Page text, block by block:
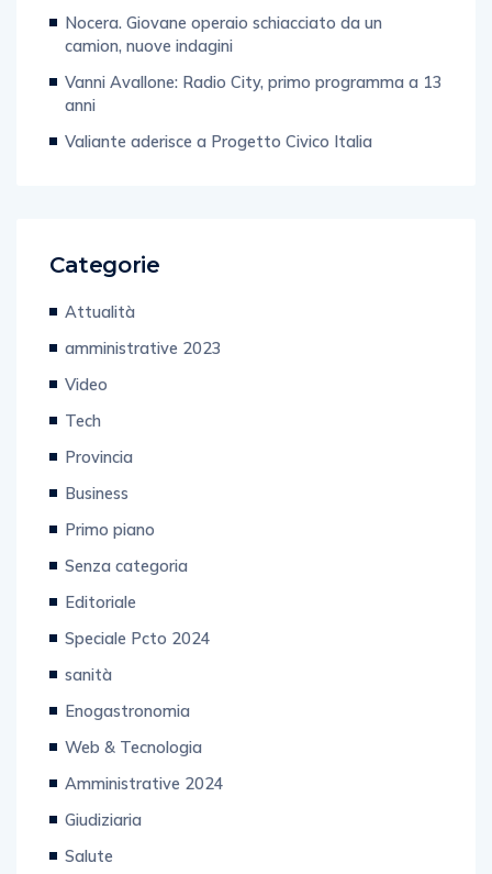
Nocera. Giovane operaio schiacciato da un
camion, nuove indagini
Vanni Avallone: Radio City, primo programma a 13
anni
Valiante aderisce a Progetto Civico Italia
Categorie
Attualità
amministrative 2023
Video
Tech
Provincia
Business
Primo piano
Senza categoria
Editoriale
Speciale Pcto 2024
sanità
Enogastronomia
Web & Tecnologia
Amministrative 2024
Giudiziaria
Salute